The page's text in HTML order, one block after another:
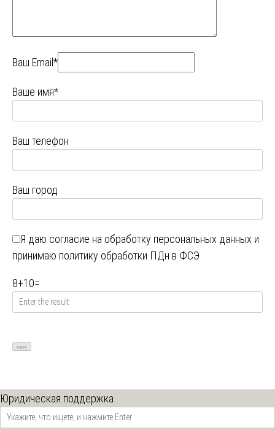
Ваш Email*
Ваше имя*
Ваш телефон
Ваш город
Я даю согласие на обработку персональных данных и
принимаю политику обработки ПДн в ФСЭ
8+10=
Юридическая поддержка